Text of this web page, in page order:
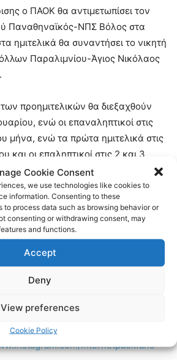
Cookie Consent
we use technologies like cookies to
information. Consenting to these
process data such as browsing behavior or
consenting or withdrawing consent, may
and functions.
Accept
Deny
View preferences
Cookie Policy
ο ΠΑΟΚ θα αντιμετωπίσει τον
Παναθηναϊκός-ΝΠΣ Βόλος στα
ημιτελικά θα συναντήσει το νικητή
Παραλιμνίου-Άγιος Νικόλαος
προημιτελικών θα διεξαχθούν
ενώ οι επαναληπτικοί στις
μήνα, ενώ τα πρώτα ημιτελικά στις
και οι επαληπτικοί στις 2 και 3
PAOK Fans στα social media:
InternetPAOKFans
www_paok_gr
internetpaokfans